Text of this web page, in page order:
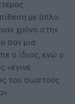
με όπλο.
χρόνο στην
σαν μια
ο ίδιος, ενώ ο
«έγινε
του σωστούς